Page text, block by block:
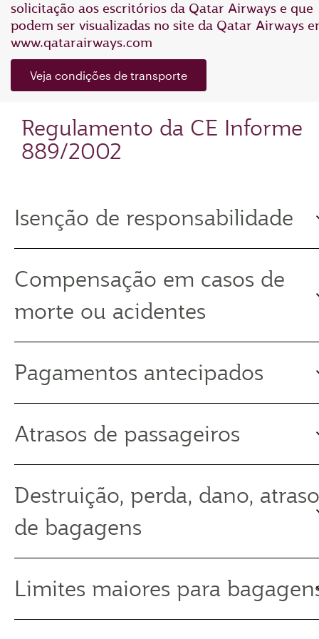
solicitação aos escritórios da Qatar Airways e que
podem ser visualizadas no site da Qatar Airways
www.qatarairways.com
Veja condições de transporte
Regulamento da CE Informe
889/2002
Isenção de responsabilidade
Compensação em casos de
morte ou acidentes
Pagamentos antecipados
Atrasos de passageiros
Destruição, perda, dano, atraso
de bagagens
Limites maiores para